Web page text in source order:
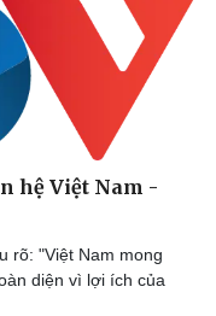
hệ Việt Nam -
rõ: "Việt Nam mong
diện vì lợi ích của